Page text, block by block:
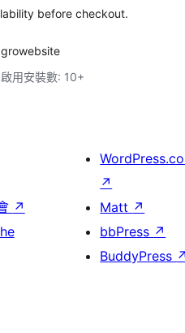
before checkout.
growebsite
啟用安裝數: 10+
↗
↗
Matt ↗
bbPress ↗
BuddyPress ↗